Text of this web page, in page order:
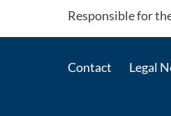
Responsible for
Contact Legal